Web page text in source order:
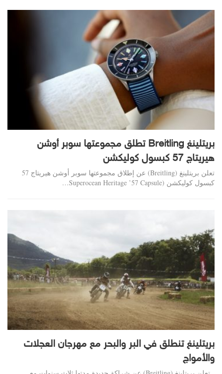
بريتلينغ Breitling تطلق مجموعتها سوبر أوشن
هيريتاج 57 كبسول كوليكشن
تعلن بريتلينغ (Breitling) عن إطلاق مجموعتها سوبر أوشن هيريتاج 57
كبسول كوليكشن (Superocean Heritage ’57 Capsule…
بريتلينغ تنطلق في البر والبحر مع مهرجان العجلات
والأمواج